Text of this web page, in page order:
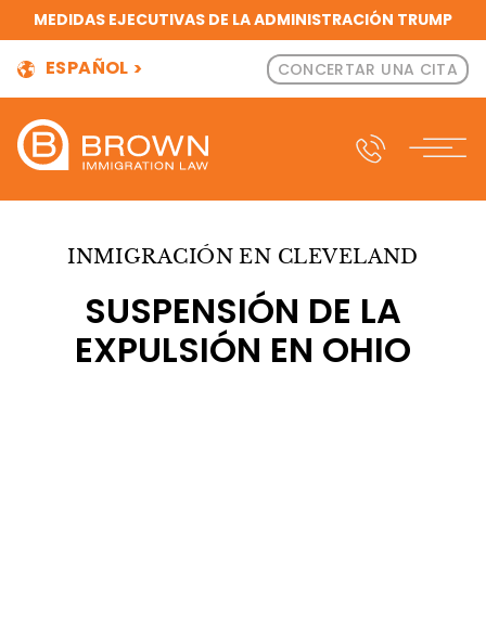
MEDIDAS EJECUTIVAS DE LA ADMINISTRACIÓN TRUMP
ESPAÑOL CONCERTAR UNA CITA
INMIGRACIÓN EN CLEVELAND
SUSPENSIÓN DE LA
EXPULSIÓN EN OHIO